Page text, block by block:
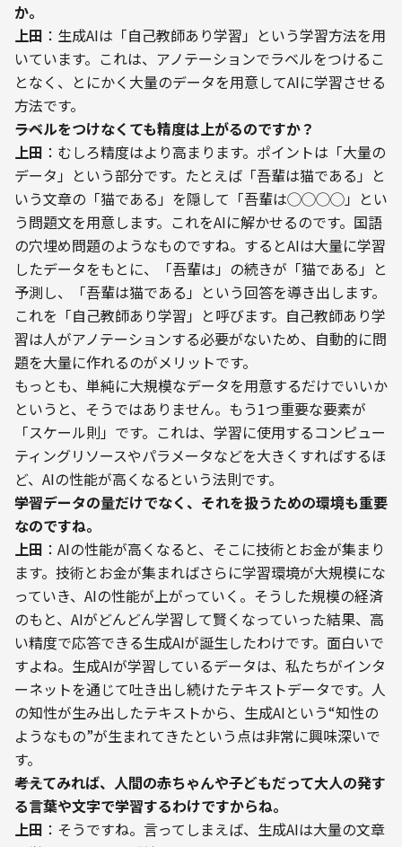
か。
上田 ：生成AIは「自己教師あり学習」という学習方法を用
いています。これは、アノテーションでラベルをつけるこ
となく、とにかく大量のデータを用意してAIに学習させる
方法です。
――ラベルをつけなくても精度は上がるのですか？
上田 ：むしろ精度はより高まります。ポイントは「大量の
データ」という部分です。たとえば「吾輩は猫である」と
いう文章の「猫である」を隠して「吾輩は◯◯◯◯」とい
う問題文を用意します。これをAIに解かせるのです。国語
の穴埋め問題のようなものですね。するとAIは大量に学習
したデータをもとに、「吾輩は」の続きが「猫である」と
予測し、「吾輩は猫である」という回答を導き出します。
これを「自己教師あり学習」と呼びます。自己教師あり学
習は人がアノテーションする必要がないため、自動的に問
題を大量に作れるのがメリットです。
もっとも、単純に大規模なデータを用意するだけでいいか
というと、そうではありません。もう1つ重要な要素が
「スケール則」です。これは、学習に使用するコンピュー
ティングリソースやパラメータなどを大きくすればするほ
ど、AIの性能が高くなるという法則です。
――学習データの量だけでなく、それを扱うための環境も重要
なのですね。
上田 ：AIの性能が高くなると、そこに技術とお金が集まり
ます。技術とお金が集まればさらに学習環境が大規模にな
っていき、AIの性能が上がっていく。そうした規模の経済
のもと、AIがどんどん学習して賢くなっていった結果、高
い精度で応答できる生成AIが誕生したわけです。面白いで
すよね。生成AIが学習しているデータは、私たちがインタ
ーネットを通じて吐き出し続けたテキストデータです。人
の知性が生み出したテキストから、生成AIという“知性の
ようなもの”が生まれてきたという点は非常に興味深いで
す。
――考えてみれば、人間の赤ちゃんや子どもだって大人の発す
る言葉や文字で学習するわけですからね。
上田 ：そうですね。言ってしまえば、生成AIは大量の文章